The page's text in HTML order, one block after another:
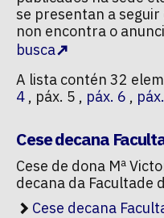
se presentan a
non encontra o
busca
A lista contén 32
4 , páx. 5 , páx. 6 ,
Cese decana
Cese de dona Mª
decana da Facultade
Cese decana